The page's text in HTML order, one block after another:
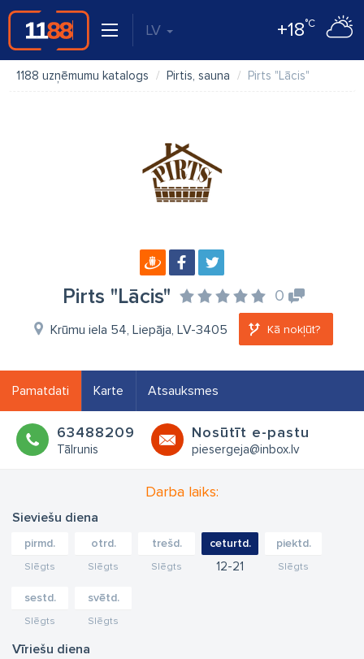
LV +18°C
1188 uzņēmumu katalogs Pirtis, sauna Pirts "Lācis"
Pirts "Lācis" 0
Krūmu iela 54, Liepāja, LV-3405 Kā nokļūt?
Pamatdati Karte Atsauksmes
63488209
Tālrunis
Nosūtīt e-pastu
piesergeja@inbox.lv
Darba laiks:
Sieviešu diena
pirmd.
Slēgts
otrd.
Slēgts
trešd.
Slēgts
ceturtd.
12 21
piektd.
Slēgts
sestd.
Slēgts
svētd.
Slēgts
Vīriešu diena